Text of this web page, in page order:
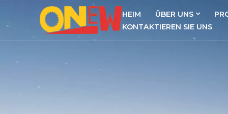
HEIM ÜBER UNS
KONTAKTIEREN SIE UNS